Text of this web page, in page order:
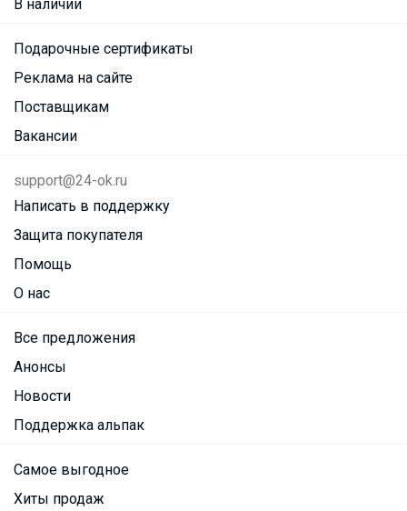
В наличии
Подарочные сертификаты
Реклама на сайте
Поставщикам
Вакансии
support@24-ok.ru
Написать в поддержку
Защита покупателя
Помощь
О нас
Все предложения
Анонсы
Новости
Поддержка альпак
Самое выгодное
Хиты продаж